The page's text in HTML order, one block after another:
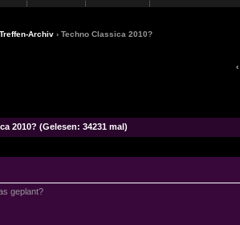
Treffen-Archiv› Techno Classica 2010?
‹
2010? (Gelesen: 34231 mal)
geplant?